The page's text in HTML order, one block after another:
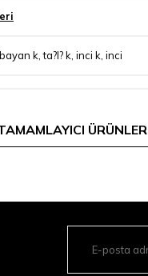
bayan k ,ta?l? k inci k inci
ÜRÜNLER